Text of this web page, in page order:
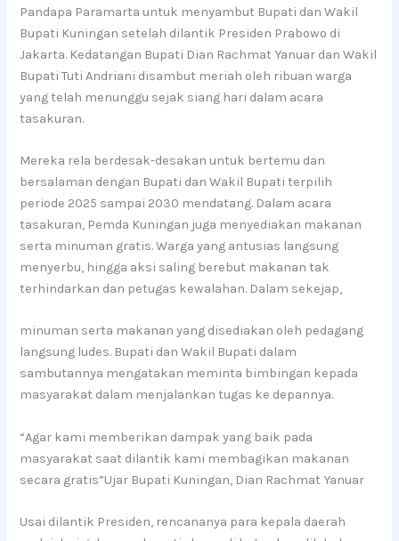
Pandapa Paramarta untuk menyambut Bupati dan Wakil
Bupati Kuningan setelah dilantik Presiden Prabowo di
Jakarta. Kedatangan Bupati Dian Rachmat Yanuar dan Wakil
Bupati Tuti Andriani disambut meriah oleh ribuan warga
yang telah menunggu sejak siang hari dalam acara
tasakuran.
Mereka rela berdesak-desakan untuk bertemu dan
bersalaman dengan Bupati dan Wakil Bupati terpilih
periode 2025 sampai 2030 mendatang. Dalam acara
tasakuran, Pemda Kuningan juga menyediakan makanan
serta minuman gratis. Warga yang antusias langsung
menyerbu, hingga aksi saling berebut makanan tak
terhindarkan dan petugas kewalahan. Dalam sekejap,
minuman serta makanan yang disediakan oleh pedagang
langsung ludes. Bupati dan Wakil Bupati dalam
sambutannya mengatakan meminta bimbingan kepada
masyarakat dalam menjalankan tugas ke depannya.
“Agar kami memberikan dampak yang baik pada
masyarakat saat dilantik kami membagikan makanan
secara gratis”Ujar Bupati Kuningan, Dian Rachmat Yanuar
Usai dilantik Presiden, rencananya para kepala daerah